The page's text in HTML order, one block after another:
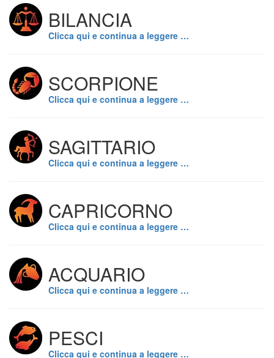
BILANCIA
Clicca qui e continua a leggere …
SCORPIONE
Clicca qui e continua a leggere …
SAGITTARIO
Clicca qui e continua a leggere …
CAPRICORNO
Clicca qui e continua a leggere …
ACQUARIO
Clicca qui e continua a leggere …
PESCI
Clicca qui e continua a leggere …